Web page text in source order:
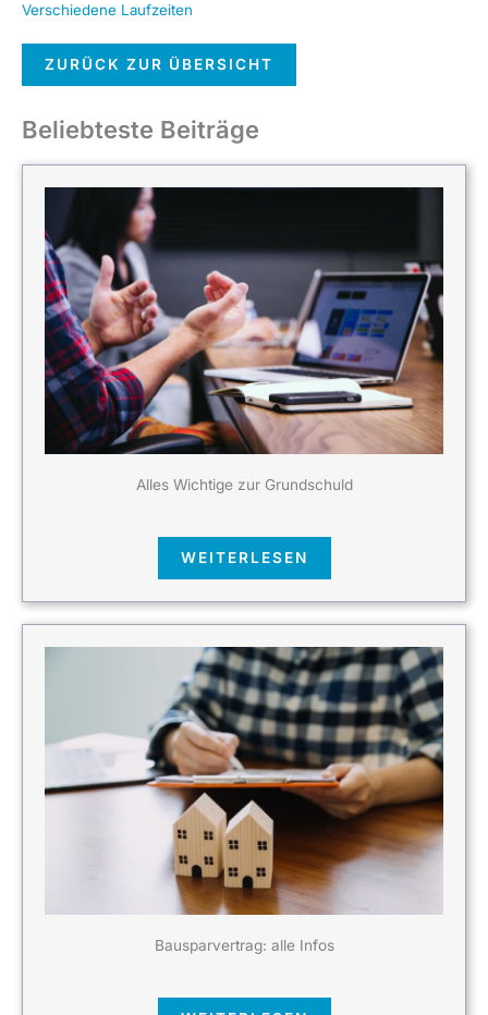
Verschiedene Laufzeiten
ZURÜCK ZUR ÜBERSICHT
Beliebteste Beiträge
Alles Wichtige zur Grundschuld
WEITERLESEN
Bausparvertrag: alle Infos